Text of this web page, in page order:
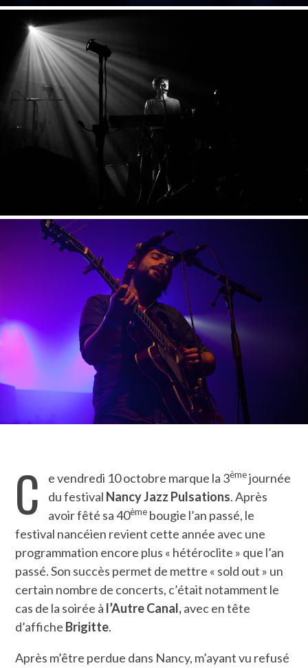
C e vendredi 10 octobre marque la 3èmejournée
du festival Nancy Jazz Pulsations. Après
avoir fêté sa 40ème bougie l’an passé, le
festival nancéien revient cette année avec une
programmation encore plus « hétéroclite » que l’an
passé. Son succès permet de mettre « sold out » un
certain nombre de concerts, c’était notamment le
cas de la soirée à l’Autre Canal,avec en tête
d’affiche Brigitte.
Après m’être perdue dans Nancy, m’ayant vu refusé